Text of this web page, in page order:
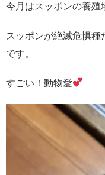
今月はスッポンの養殖
スッポンが絶滅危惧種
です。
すごい！動物愛